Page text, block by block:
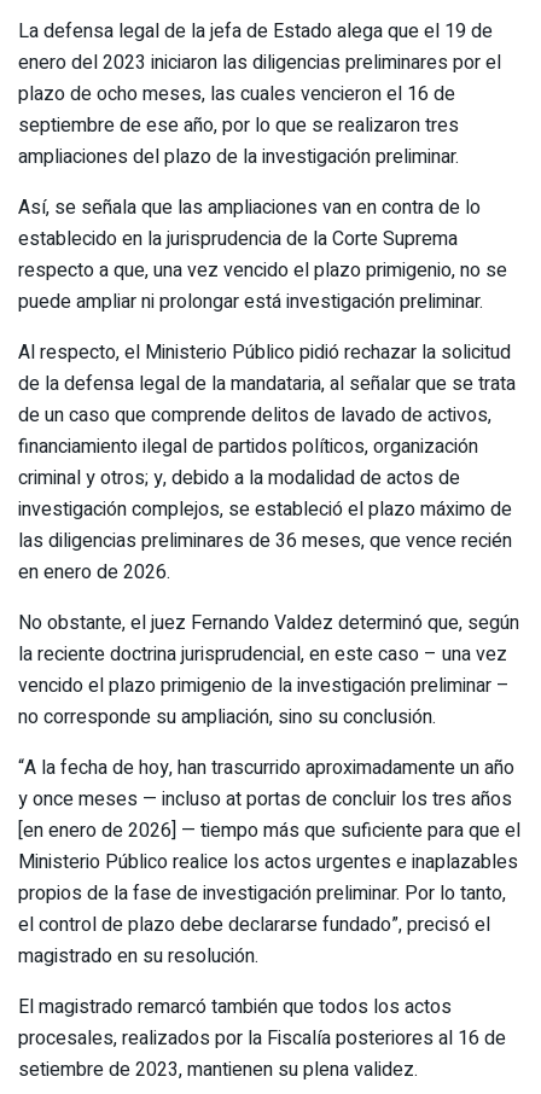
La defensa legal de la jefa de Estado alega que el 19 de
enero del 2023 iniciaron las diligencias preliminares por el
plazo de ocho meses, las cuales vencieron el 16 de
septiembre de ese año, por lo que se realizaron tres
ampliaciones del plazo de la investigación preliminar.
Así, se señala que las ampliaciones van en contra de lo
establecido en la jurisprudencia de la Corte Suprema
respecto a que, una vez vencido el plazo primigenio, no se
puede ampliar ni prolongar está investigación preliminar.
Al respecto, el Ministerio Público pidió rechazar la solicitud
de la defensa legal de la mandataria, al señalar que se trata
de un caso que comprende delitos de lavado de activos,
financiamiento ilegal de partidos políticos, organización
criminal y otros; y, debido a la modalidad de actos de
investigación complejos, se estableció el plazo máximo de
las diligencias preliminares de 36 meses, que vence recién
en enero de 2026.
No obstante, el juez Fernando Valdez determinó que, según
la reciente doctrina jurisprudencial, en este caso – una vez
vencido el plazo primigenio de la investigación preliminar –
no corresponde su ampliación, sino su conclusión.
“A la fecha de hoy, han trascurrido aproximadamente un año
y once meses — incluso at portas de concluir los tres años
[en enero de 2026] — tiempo más que suficiente para que el
Ministerio Público realice los actos urgentes e inaplazables
propios de la fase de investigación preliminar. Por lo tanto,
el control de plazo debe declararse fundado”, precisó el
magistrado en su resolución.
El magistrado remarcó también que todos los actos
procesales, realizados por la Fiscalía posteriores al 16 de
setiembre de 2023, mantienen su plena validez.